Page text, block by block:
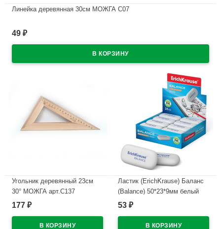
Линейка деревянная 30см МОЖГА С07
49 ₽
Угольник деревянный 23см
30° МОЖГА арт.С137
В наличии
177 ₽
Ластик (ErichKrause) Баланс
(Balance) 50*23*9мм белый
арт.34638
53 ₽